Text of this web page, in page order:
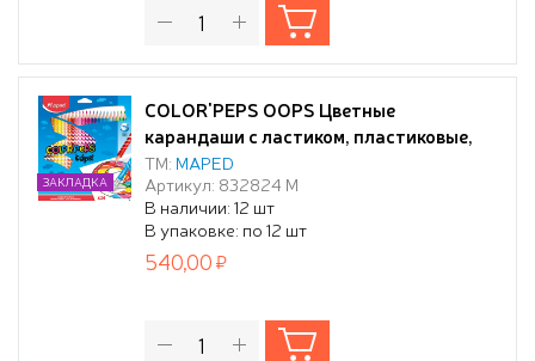
COLOR'PEPS OOPS Цветные
карандаши с ластиком, пластиковые,
24 цвета, в картонной коробке с
подвесом
(10216170/250420/0108973/13 ,
КИТАЙ)
ТМ: MAPED
Артикул: 832824 М
В наличии: 12 шт
В упаковке: по 12 шт
ЗАКЛАДКА
540,00